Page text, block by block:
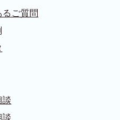
ご質問
談
談